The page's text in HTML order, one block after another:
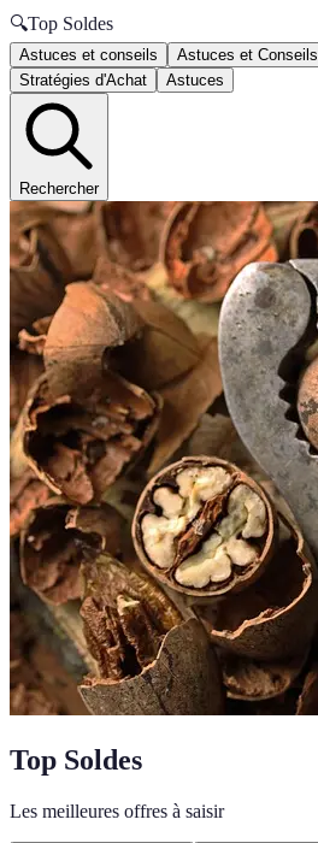
🔍Top Soldes
Astuces et conseils Astuces et Conseils
Stratégies d'Achat
Astuces
Rechercher
Top Soldes
Les meilleures offres à saisir